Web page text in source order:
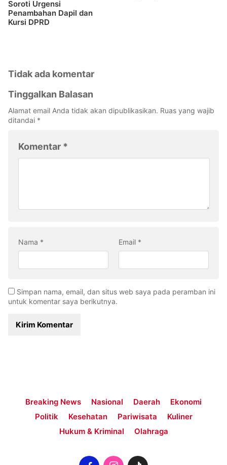
Soroti Urgensi
Penambahan Dapil dan
Kursi DPRD
Tidak ada komentar
Tinggalkan Balasan
Alamat email Anda tidak akan dipublikasikan. Ruas yang wajib
ditandai *
Komentar *
Nama * Email *
Simpan nama, email, dan situs web saya pada peramban ini
untuk komentar saya berikutnya.
Breaking News Nasional Daerah
Ekonomi
Politik
Kesehatan Pariwisata
Kuliner
Hukum & Kriminal
Olahraga